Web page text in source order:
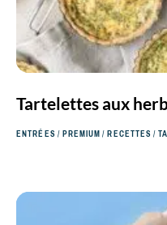
Tartelettes aux
ENTRÉES/PREMIUM/RECETTES/